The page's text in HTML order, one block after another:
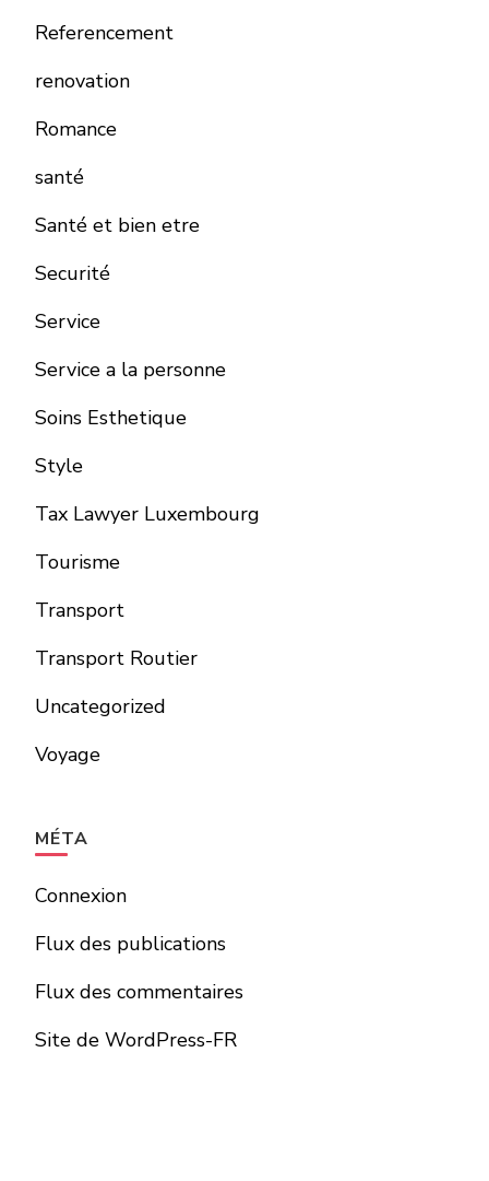
Referencement
renovation
Romance
santé
Santé et bien etre
Securité
Service
Service a la personne
Soins Esthetique
Style
Tax Lawyer Luxembourg
Tourisme
Transport
Transport Routier
Uncategorized
Voyage
MÉTA
Connexion
Flux des publications
Flux des commentaires
Site de WordPress-FR